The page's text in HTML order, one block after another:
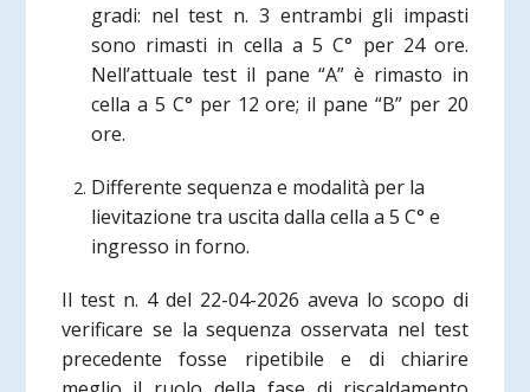
gradi: nel test n. 3 entrambi gli impasti
sono rimasti in cella a 5 C° per 24 ore.
Nell’attuale test il pane “A” è rimasto in
cella a 5 C° per 12 ore; il pane “B” per 20
ore.
Differente sequenza e modalità per la
lievitazione tra uscita dalla cella a 5 C° e
ingresso in forno.
Il test n. 4 del 22-04-2026 aveva lo scopo di
verificare se la sequenza osservata nel test
precedente fosse ripetibile e di chiarire